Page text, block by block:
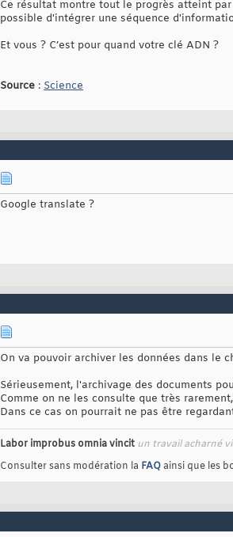
Ce résultat montre tout le progrès atteint
possible d'intégrer une séquence
Et vous ? C’est pour quand votre clé ADN ?
Source : Science
Google translate ?
On va pouvoir archiver les données dans le
Sérieusement, l'archivage des documents
Comme on ne les consulte que très
Dans ce cas on pourrait ne pas être
Labor improbus omnia vincit un travail acharné
Consulter sans modération la FAQainsi que les